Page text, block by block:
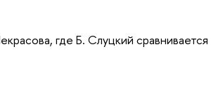
где Б. Слуцкий